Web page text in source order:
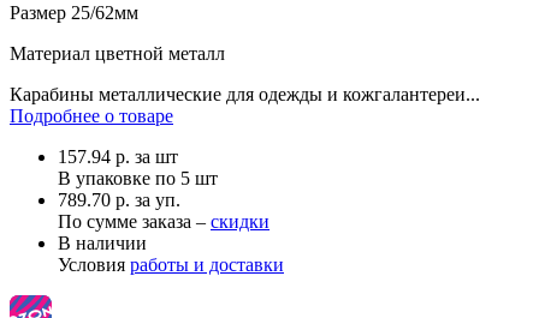
Размер 25/62мм
Материал цветной металл
Карабины металлические для одежды и кожгалантереи...
Подробнее о товаре
157.94 р. за шт
В упаковке по 5 шт
789.70 р. за уп.
По сумме заказа – скидки
В наличии
Условия работы и доставки